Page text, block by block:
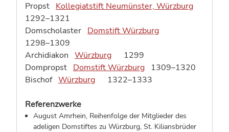
Propst Kollegiatstift Neumünster, Würzburg
1292–1321
Domscholaster Domstift Würzburg
1298–1309
Archidiakon Würzburg
1299
Dompropst Domstift Würzburg
1309–1320
Bischof Würzburg 1322–1333
Referenzwerke
August Amrhein, Reihenfolge der Mitglieder des
adeligen Domstiftes zu Würzburg, St. Kiliansbrüder